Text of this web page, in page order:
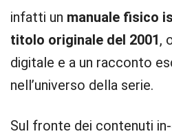
infatti un manuale fisico
titolo originale del 2001,
digitale e a un racconto
nell’universo della serie.
Sul fronte dei contenuti